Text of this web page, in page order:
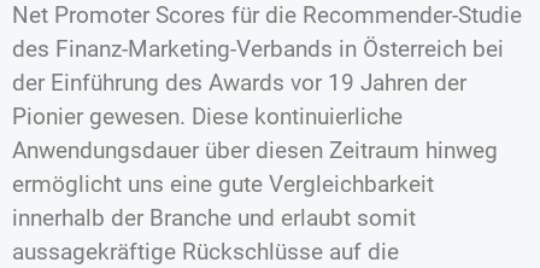
Net Promoter Scores für die Recommender-Studie
des Finanz-Marketing-Verbands in Österreich bei
der Einführung des Awards vor 19 Jahren der
Pionier gewesen. Diese kontinuierliche
Anwendungsdauer über diesen Zeitraum hinweg
ermöglicht uns eine gute Vergleichbarkeit
innerhalb der Branche und erlaubt somit
aussagekräftige Rückschlüsse auf die